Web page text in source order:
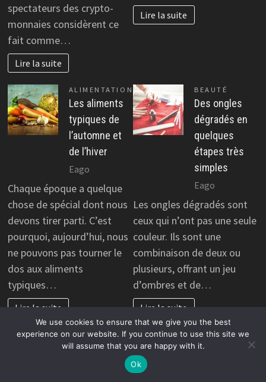
spectateurs des crypto-
monnaies considèrent ce
fait comme…
Lire la suite
Lire la suite
ALIMENTATION
Les aliments
typiques de
l’automne et
de l’hiver
Eago
Chaque époque a quelque
chose de spécial dont nous
devons tirer parti. C’est
pourquoi, aujourd’hui, nous
ne pouvons pas tourner le
dos aux aliments
typiques…
Lire la suite
BEAUTÉ
Des ongles
dégradés en
quelques
étapes très
simples
Eago
Les ongles dégradés sont
ceux qui n’ont pas une seule
couleur. Ils sont une
combinaison de deux ou
plusieurs, offrant un jeu
d’ombres et de…
Lire la suite
Page:
2…272Next
»
We use cookies to ensure that we give you the best
experience on our website. If you continue to use this site we
will assume that you are happy with it.
Ok